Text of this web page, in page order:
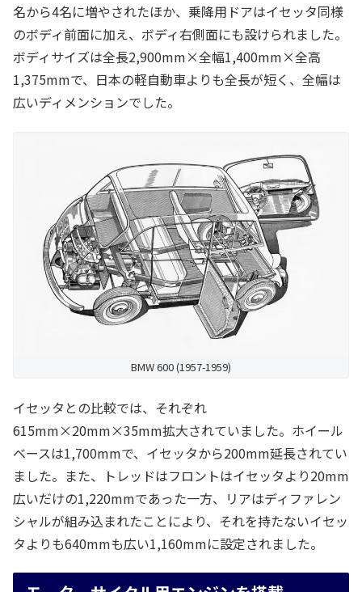
名から4名に増やされたほか、乗降用ドアはイセッタ同様
のボディ前面に加え、ボディ右側面にも設けられました。
ボディサイズは全長2,900mm×全幅1,400mm×全高
1,375mmで、日本の軽自動車よりも全長が短く、全幅は
広いディメンションでした。
BMW 600 (1957-1959)
イセッタとの比較では、それぞれ
615mm×20mm×35mm拡大されていました。ホイール
ベースは1,700mmで、イセッタから200mm延長されてい
ました。また、トレッドはフロントはイセッタより20mm
広いだけの1,220mmであった一方、リアはディファレン
シャルが組み込まれたことにより、それを持たないイセッ
タよりも640mmも広い1,160mmに設定されました。